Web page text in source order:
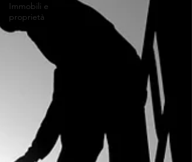
Immobili e
proprietà